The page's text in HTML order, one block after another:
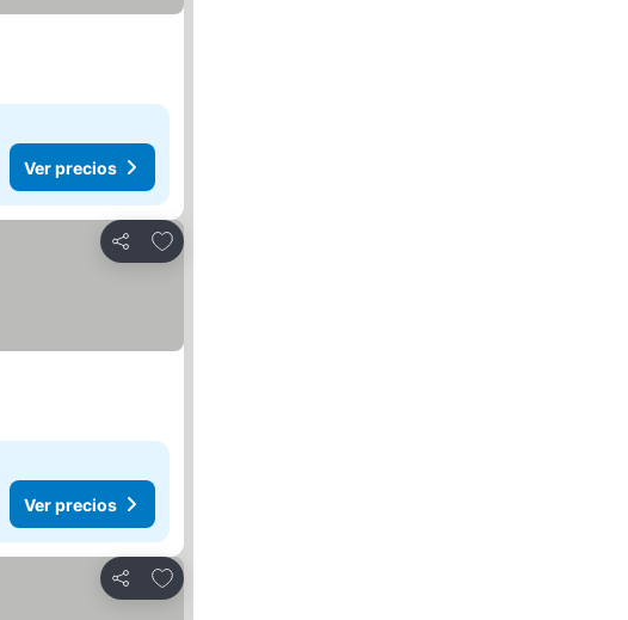
Ver precios
Compartir
Agregar a favoritos
Ver precios
Compartir
Agregar a favoritos